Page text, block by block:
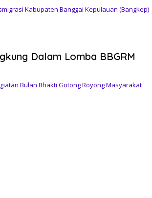
Kabupaten Banggai Kepulauan (Bangkep)
Dalam Lomba BBGRM
Bulan Bhakti Gotong Royong Masyarakat